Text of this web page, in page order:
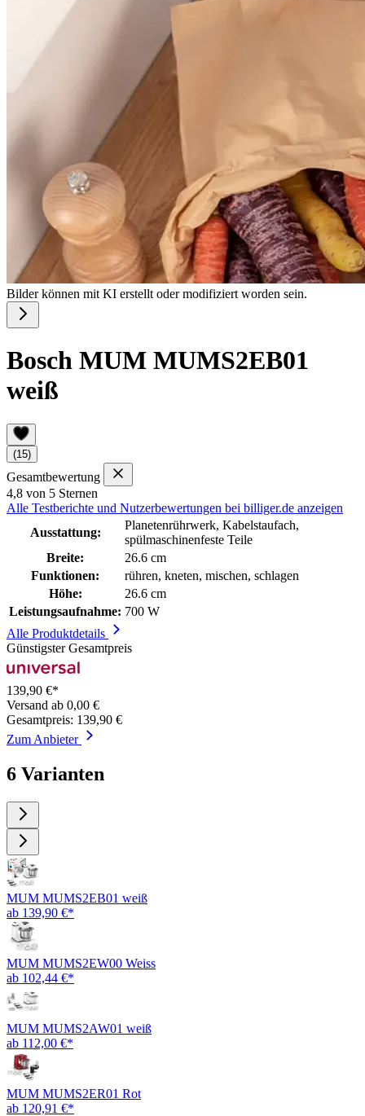
Bilder können mit KI erstellt oder modifiziert worden sein.
Bosch MUM MUMS2EB01
weiß
(15)
Gesamtbewertung
4,8 von 5 Sternen
Alle Testberichte und Nutzerbewertungen bei billiger.de anzeigen
Ausstattung:
Planetenrührwerk, Kabelstaufach,
spülmaschinenfeste Teile
Breite:
26.6 cm
Funktionen:
rühren, kneten, mischen, schlagen
Höhe:
26.6 cm
Leistungsaufnahme: 700 W
Alle Produktdetails
Günstigster Gesamtpreis
139,90 €*
Versand ab 0,00 €
Gesamtpreis: 139,90 €
Zum Anbieter
6 Varianten
MUM MUMS2EB01 weiß
ab 139,90 €*
MUM MUMS2EW00 Weiss
ab 102,44 €*
MUM MUMS2AW01 weiß
ab 112,00 €*
MUM MUMS2ER01 Rot
ab 120,91 €*